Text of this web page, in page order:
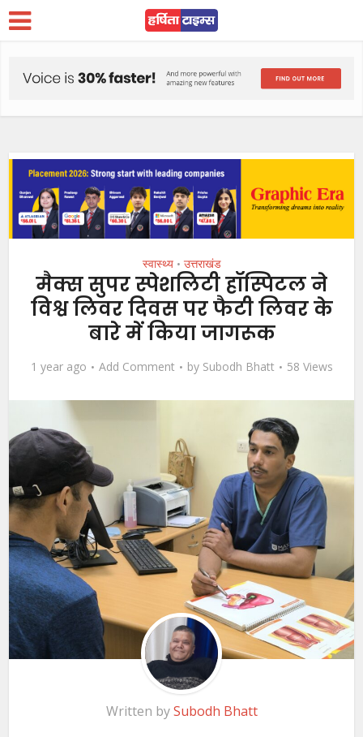
स्वास्थ्य • उत्तराखंड
मैक्स सुपर स्पेशलिटी हॉस्पिटल ने
विश्व लिवर दिवस पर फैटी लिवर के
बारे में किया जागरूक
1 year ago Add Comment by Subodh Bhatt 58 Views
Written bySubodh Bhatt